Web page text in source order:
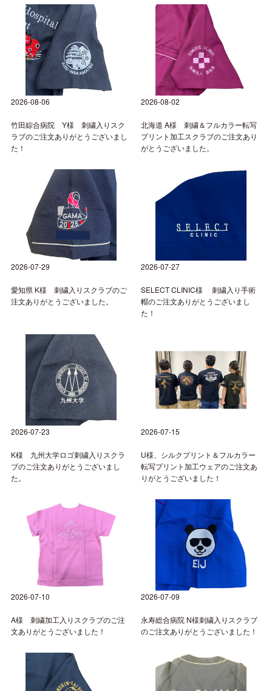
2026-08-06
竹田綜合病院 Y様 刺繍入りスク
ラブのご注文ありがとうございまし
た！
2026-08-02
北海道 A様 刺繍＆フルカラー転写
プリント加工スクラブのご注文あり
がとうございました。
2026-07-29
愛知県 K様 刺繍入りスクラブのご
注文ありがとうございました。
2026-07-27
SELECT CLINIC様 刺繍入り手術
帽のご注文ありがとうございまし
た！
2026-07-23
K様 九州大学ロゴ刺繍入りスクラ
ブのご注文ありがとうございまし
た。
2026-07-15
U様、シルクプリント＆フルカラー
転写プリント加工ウェアのご注文あ
りがとうございました！
2026-07-10
A様 刺繍加工入りスクラブのご注
文ありがとうございました！
2026-07-09
永寿総合病院 N様刺繍入りスクラブ
のご注文ありがとうございました！